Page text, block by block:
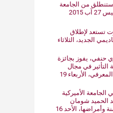
ستنطلق من الجامعة
تستعد لإطلاق
الجديد، الثلاثاء
حنفي، يفوز بجائزة
في مجال
التغيير الاجتماعي والإنتاج المعرفي، الأربعاء 19
الجامعة الأميركية
الحميد شومان
لأبحاثها الرائدة حول السُمنة وأمراضها، الأحد 16